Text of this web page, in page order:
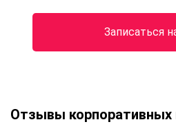
Записаться
Отзывы корпоративных